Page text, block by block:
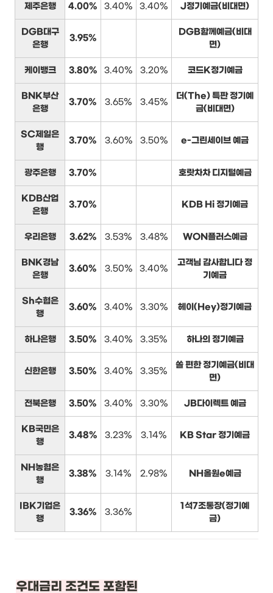
제주은행 4.00% 3.40% 3.40% J정기예금(비대면)
DGB대구
은행
3.95%
DGB함께예금(비대
면)
케이뱅크 3.80% 3.40% 3.20% 코드K정기예금
BNK부산
은행
3.70% 3.65% 3.45%
더(The) 특판 정기예
금(비대면)
SC제일은
행
3.70% 3.60% 3.50% e-그린세이브 예금
광주은행 3.70% 호랏차차 디지털예금
KDB산업
은행
3.70% KDB Hi 정기예금
우리은행 3.62% 3.53% 3.48% WON플러스예금
BNK경남
은행
3.60% 3.50% 3.40%
고객님 감사합니다 정
기예금
Sh수협은
행
3.60% 3.40% 3.30% 헤이(Hey)정기예금
하나은행 3.50% 3.40% 3.35% 하나의 정기예금
신한은행 3.50% 3.40% 3.35%
쏠 편한 정기예금(비대
면)
전북은행 3.50% 3.40% 3.30% JB다이렉트 예금
KB국민은
행
3.48% 3.23% 3.14% KB Star 정기예금
NH농협은
행
3.38% 3.14% 2.98% NH올원e예금
IBK기업은
행
3.36% 3.36%
1석7조통장(정기예
금)